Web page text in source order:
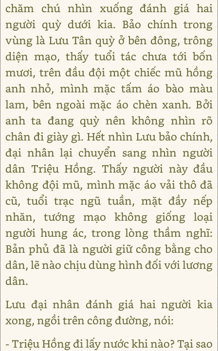
chăm chú nhìn xuống đánh giá hai
người quỳ dưới kia. Bảo chính trong
vùng là Lưu Tân quỳ ở bên đông, trông
diện mạo, thấy tuổi tác chưa tới bốn
mươi, trên đầu đội một chiếc mũ hồng
anh nhỏ, mình mặc tấm áo bào màu
lam, bên ngoài mặc áo chèn xanh. Bởi
anh ta đang quỳ nên không nhìn rõ
chân đi giày gì. Hết nhìn Lưu bảo chính,
đại nhân lại chuyển sang nhìn người
dân Triệu Hồng. Thấy người này đầu
không đội mũ, mình mặc áo vải thô đã
cũ, tuổi trạc ngũ tuần, mặt đầy nếp
nhăn, tướng mạo không giống loại
người hung ác, trong lòng thầm nghĩ:
Bản phủ đã là người giữ công bằng cho
dân, lẽ nào chịu dùng hình đối với lương
dân.
Lưu đại nhân đánh giá hai người kia
xong, ngồi trên công đường, nói:
- Triệu Hồng đi lấy nước khi nào? Tại sao